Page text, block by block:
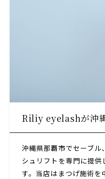
Riliy eyelashが沖
沖縄県那覇市でセーブル
シュリフトを専門に提
す。当店はまつげ施術を